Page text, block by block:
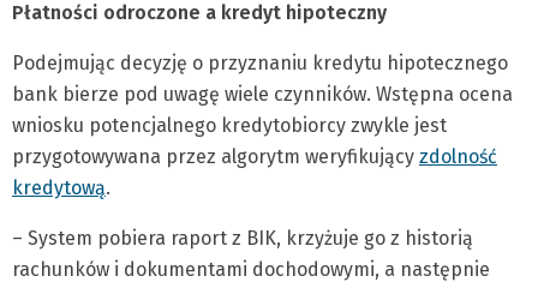
Płatności odroczone a kredyt hipoteczny
Podejmując decyzję o przyznaniu kredytu hipotecznego
bank bierze pod uwagę wiele czynników. Wstępna ocena
wniosku potencjalnego kredytobiorcy zwykle jest
przygotowywana przez algorytm weryfikujący zdolność
kredytową.
– System pobiera raport z BIK, krzyżuje go z historią
rachunków i dokumentami dochodowymi, a następnie